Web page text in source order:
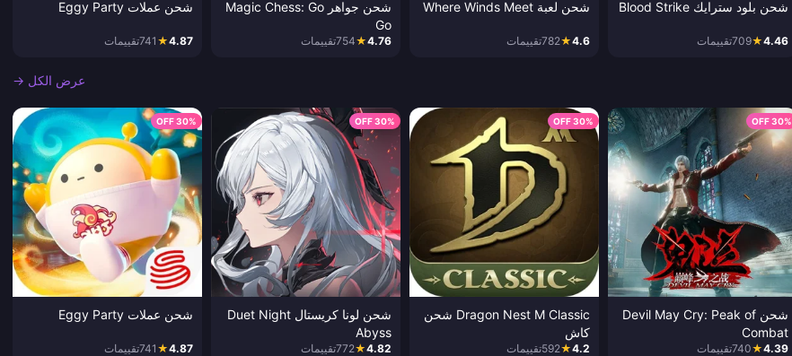
شحن بلود سترايك Blood Strike
4.46
★
709تقييمات
شحن لعبة Where Winds Meet
4.6
★
782تقييمات
شحن جواهر Magic Chess: Go
Go
4.76
★
754تقييمات
شحن عملات Eggy Party
4.87
★
741تقييمات
عرض الكل →
30% OFF
شحن Devil May Cry: Peak of
Combat
4.39
★
740تقييمات
30% OFF
Dragon Nest M Classic شحن
كاش
4.2
★
592تقييمات
30% OFF
شحن لونا كريستال Duet Night
Abyss
4.82
★
772تقييمات
30% OFF
شحن عملات Eggy Party
4.87
★
741تقييمات